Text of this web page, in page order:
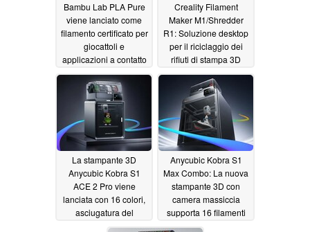
Bambu Lab PLA Pure
viene lanciato come
filamento certificato per
giocattoli e
applicazioni a contatto
con gli alimenti
06/17/2026
Creality Filament
Maker M1/Shredder
R1: Soluzione desktop
per il riciclaggio dei
rifiuti di stampa 3D
04/25/2026
La stampante 3D
Anycubic Kobra S1
ACE 2 Pro viene
lanciata con 16 colori,
asciugatura del
filamento e sconto
Anycubic Kobra S1
Max Combo: La nuova
stampante 3D con
camera massiccia
supporta 16 filamenti
11/07/2025